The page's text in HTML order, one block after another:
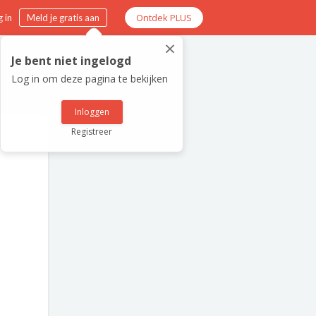
in Meld je gratis aan Ontdek PLUS
×
Je bent niet ingelogd
Log in om deze pagina te bekijken
Inloggen
Registreer